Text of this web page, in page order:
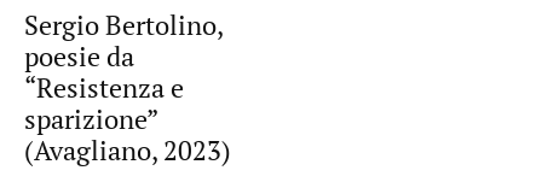
Sergio Bertolino,
poesie da
“Resistenza e
sparizione”
(Avagliano, 2023)